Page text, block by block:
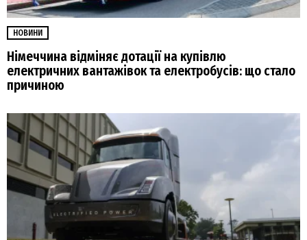
НОВИНИ
Німеччина відміняє дотації на купівлю
електричних вантажівок та електробусів: що стало
причиною